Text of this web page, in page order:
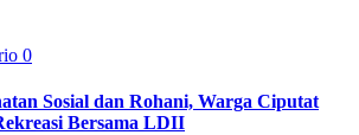
0
Sosial dan Rohani, Warga Ciputat
Bersama LDII